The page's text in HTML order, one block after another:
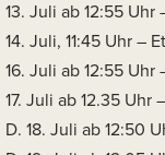
13. Juli ab 12:55 Uhr
14. Juli, 11:45 Uhr –
16. Juli ab 12:55 Uhr
17. Juli ab 12.35 Uhr
D. 18. Juli ab 12:50